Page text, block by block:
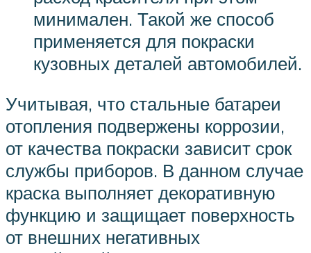
минимален. Такой же способ
применяется для покраски
кузовных деталей автомобилей.
Учитывая, что стальные батареи
отопления подвержены коррозии,
от качества покраски зависит срок
службы приборов. В данном случае
краска выполняет декоративную
функцию и защищает поверхность
от внешних негативных